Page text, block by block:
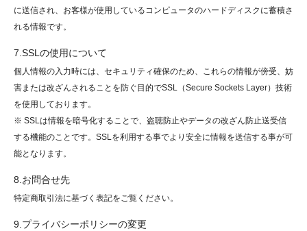
に送信され、お客様が使用しているコンピュータのハードディスクに蓄積さ
れる情報です。
7.SSLの使用について
個人情報の入力時には、セキュリティ確保のため、これらの情報が傍受、妨
害または改ざんされることを防ぐ目的でSSL（Secure Sockets Layer）技術
を使用しております。
※ SSLは情報を暗号化することで、盗聴防止やデータの改ざん防止送受信
する機能のことです。SSLを利用する事でより安全に情報を送信する事が可
能となります。
8.お問合せ先
特定商取引法に基づく表記をご覧ください。
9.プライバシーポリシーの変更